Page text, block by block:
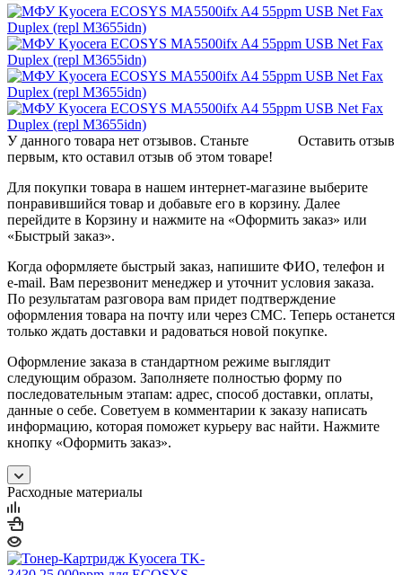
Оставить отзыв
У данного товара нет отзывов. Станьте
первым, кто оставил отзыв об этом товаре!
Для покупки товара в нашем интернет-магазине выберите
понравившийся товар и добавьте его в корзину. Далее
перейдите в Корзину и нажмите на «Оформить заказ» или
«Быстрый заказ».
Когда оформляете быстрый заказ, напишите ФИО, телефон и
e-mail. Вам перезвонит менеджер и уточнит условия заказа.
По результатам разговора вам придет подтверждение
оформления товара на почту или через СМС. Теперь останется
только ждать доставки и радоваться новой покупке.
Оформление заказа в стандартном режиме выглядит
следующим образом. Заполняете полностью форму по
последовательным этапам: адрес, способ доставки, оплаты,
данные о себе. Советуем в комментарии к заказу написать
информацию, которая поможет курьеру вас найти. Нажмите
кнопку «Оформить заказ».
Расходные материалы